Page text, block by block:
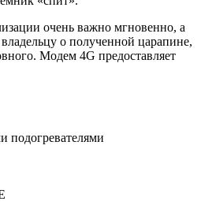
очень важно мгновенно, а
о полученной царапине,
Модем 4G предоставляет
подогревателями